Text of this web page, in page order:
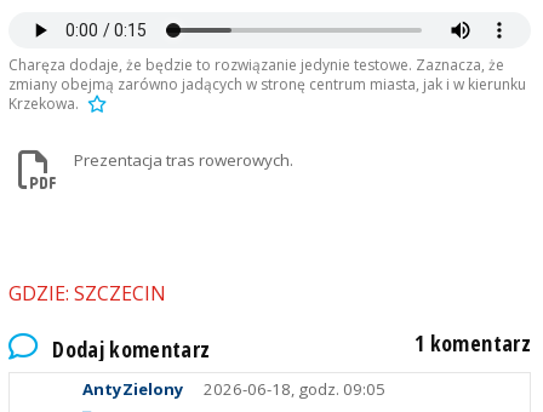
Charęza dodaje, że będzie to rozwiązanie jedynie testowe. Zaznacza, że
zmiany obejmą zarówno jadących w stronę centrum miasta, jak i w kierunku
Krzekowa.
Prezentacja tras rowerowych.
GDZIE: SZCZECIN
Dodaj komentarz 1 komentarz
AntyZielony 2026-06-18, godz. 09:05